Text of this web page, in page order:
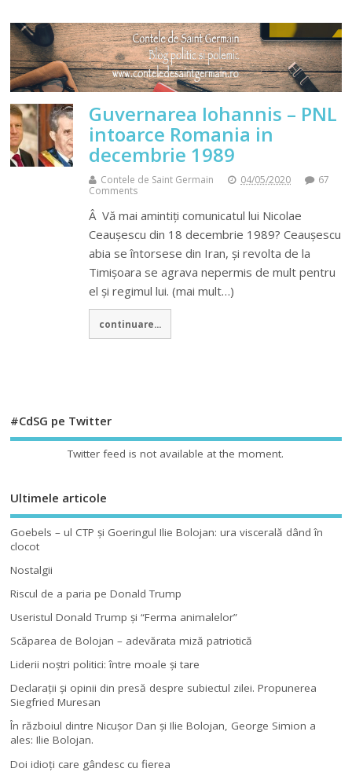
Guvernarea Iohannis – PNL
intoarce Romania in
decembrie 1989
Contele de Saint Germain 04/05/2020
67
Comments
Â Vă mai amintiți comunicatul lui Nicolae
Ceaușescu din 18 decembrie 1989? Ceaușescu
abia se întorsese din Iran, și revolta de la
Timișoara se agrava nepermis de mult pentru
el și regimul lui. (mai mult…)
continuare...
#CdSG pe Twitter
Twitter feed is not available at the moment.
Ultimele articole
Goebels – ul CTP şi Goeringul Ilie Bolojan: ura viscerală dând în
clocot
Nostalgii
Riscul de a paria pe Donald Trump
Useristul Donald Trump şi “Ferma animalelor”
Scăparea de Bolojan – adevărata miză patriotică
Liderii noştri politici: între moale şi tare
Declaraţii şi opinii din presă despre subiectul zilei. Propunerea
Siegfried Muresan
În războiul dintre Nicuşor Dan şi Ilie Bolojan, George Simion a
ales: Ilie Bolojan.
Doi idioţi care gândesc cu fierea